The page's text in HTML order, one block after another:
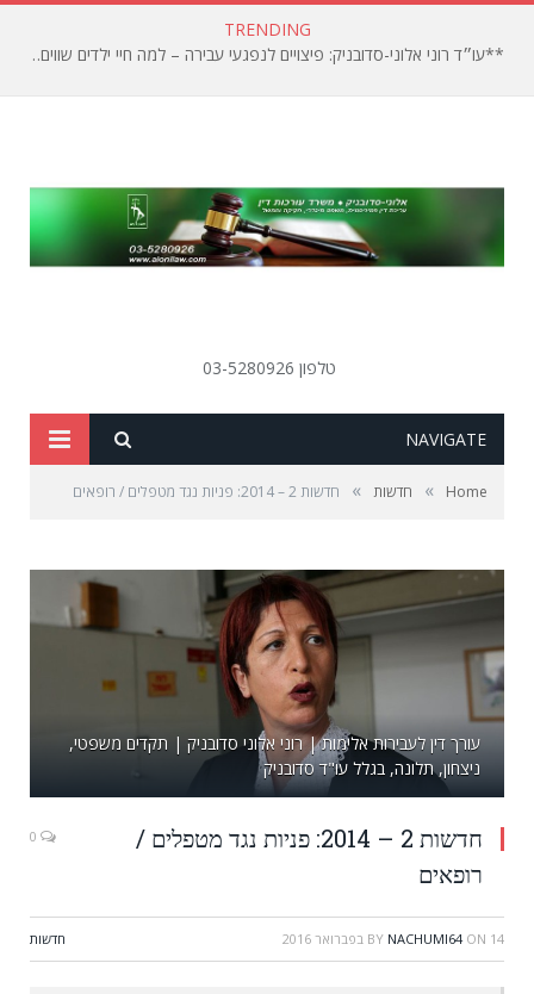
TRENDING
**עו״ד רוני אלוני-סדובניק: פיצויים לנפגעי עבירה – למה חיי ילדים שווים פחות?**
טלפון 03-5280926
NAVIGATE
SEARCH
Home
» חדשות » חדשות 2 – 2014: פניות נגד מטפלים / רופאים
עורך דין לעבירות אלימות | רוני אלוני סדובניק | תקדים משפטי,
ניצחון, תלונה, בגלל עו"ד סדובניק
חדשות 2 – 2014: פניות נגד מטפלים /
רופאים
BY NACHUMI64 ON 14 בפברואר 2016 חדשות